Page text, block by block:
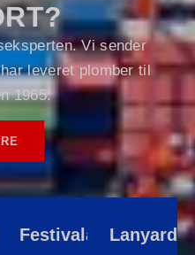
Vi sender
leveret plomber til
1965.
Festivalarmbånd
Lanyard